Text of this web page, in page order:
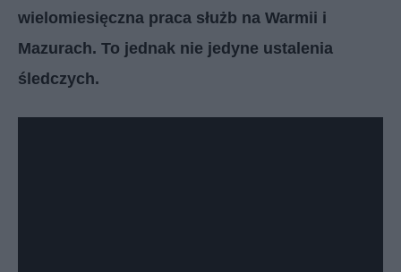
wielomiesięczna praca służb na Warmii i
Mazurach. To jednak nie jedyne ustalenia
śledczych.